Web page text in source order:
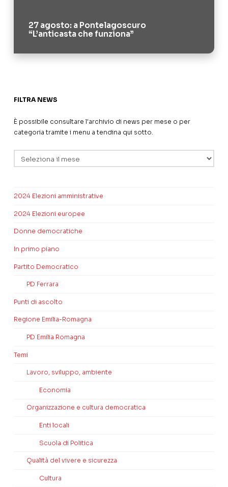
27 agosto: a Pontelagoscuro
“L’anticasta che funziona”
FILTRA NEWS
È possibile consultare l'archivio di news per mese o per
categoria tramite i menu a tendina qui sotto.
2024 Elezioni amministrative
2024 Elezioni europee
Donne democratiche
In primo piano
Partito Democratico
PD Ferrara
Punti di ascolto
Regione Emilia-Romagna
PD Emilia Romagna
Temi
Lavoro, sviluppo, ambiente
Economia
Organizzazione e cultura democratica
Enti locali
Scuola di Politica
Qualità del vivere e sicurezza
Cultura